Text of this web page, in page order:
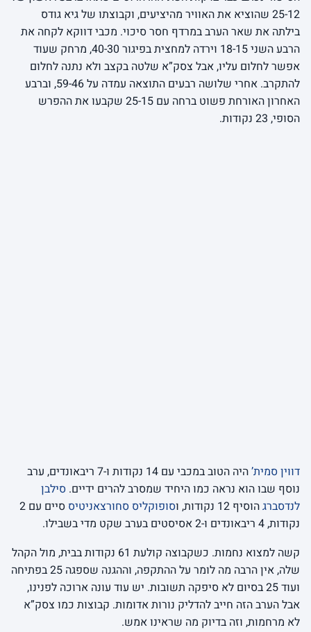
25-12 שהוציא את האוויר מהיציעים, וקבוצתו של גיא גודס
בילתה את שאר הערב במרדף חסר סיכוי. מכבי דווקא לקחה את
הרבע השני 18-15 וירדה למחצית בפיגור 40-30, מרחק שעוד
אפשר לחלום עליו, אבל צסק”א שלטה בקצב ולא נתנה לחלום
להתקרב. אחרי שלושה רבעים התוצאה עמדה על 59-46, וברבע
האחרון האורחת פשוט ברחה עם 25-15 שקבעו את ההפרש
הסופי, 23 נקודות.
דווין סמית’
היה הטוב במכבי עם 14 נקודות ו-7 ריבאונדים, ערב
נוסף שבו הוא נראה כמו היחיד שמסרב להרים ידיים. סילבן
לנדסברגהוסיף 12 נקודות, ו סופוקליס סחורצאניטיס
סיים עם 2
נקודות, 4 ריבאונדים ו-2 אסיסטים בערב שקט מדי בשבילו.
קשה למצוא נחמות. כשקבוצה קולעת 61 נקודות בבית, מול הקהל
שלה, אין הרבה מה לומר על ההתקפה, וההגנה שספגה 25 בפתיחה
ועוד 25 בסיום לא סיפקה תשובות. יש עוד עונה ארוכה לפנינו,
אבל הערב הזה חייב להדליק נורות אדומות. קבוצות כמו צסק”א
לא מרחמות, וזה בדיוק מה שראינו אמש.